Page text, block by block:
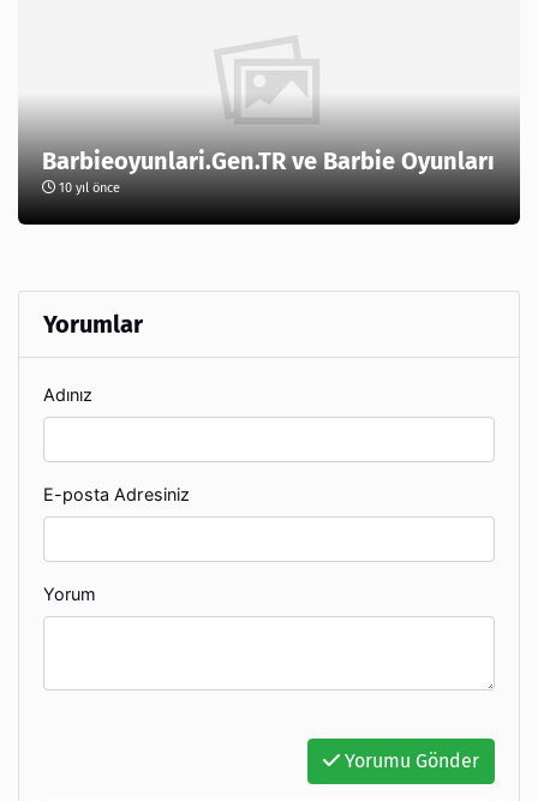
Barbieoyunlari.Gen.TR ve Barbie Oyunları
10 yıl önce
Yorumlar
Adınız
E-posta Adresiniz
Yorum
Yorumu Gönder